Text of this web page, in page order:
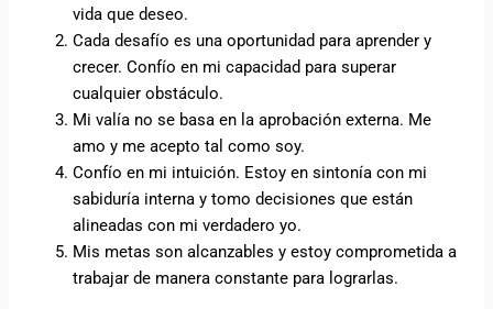
vida que deseo.
Cada desafío es una oportunidad para aprender y
crecer. Confío en mi capacidad para superar
cualquier obstáculo.
Mi valía no se basa en la aprobación externa. Me
amo y me acepto tal como soy.
Confío en mi intuición. Estoy en sintonía con mi
sabiduría interna y tomo decisiones que están
alineadas con mi verdadero yo.
Mis metas son alcanzables y estoy comprometida a
trabajar de manera constante para lograrlas.